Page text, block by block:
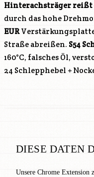
Hinterachsträger reißt
durch das hohe
EUR
Straße abreißen. S54
160°C, falsches Öl,
24 Schlepphebel +
DIESE DATEN
Unsere Chrome